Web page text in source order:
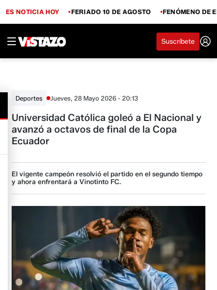
ES NOTICIA HOY FERIADO 10 DE AGOSTO FENÓMENO DE
Suscríbete
Deportes Jueves, 28 Mayo 2026 - 20:13
Universidad Católica goleó a El Nacional y
avanzó a octavos de final de la Copa
Ecuador
El vigente campeón resolvió el partido en el segundo tiempo
y ahora enfrentará a Vinotinto FC.